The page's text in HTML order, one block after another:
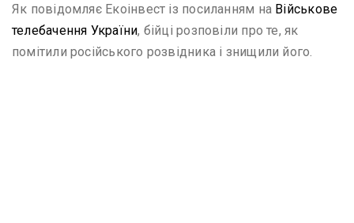
Як повідомляє Екоінвест із посиланням на Військове
телебачення України, бійці розповіли про те, як
помітили російського розвідника і знищили його.